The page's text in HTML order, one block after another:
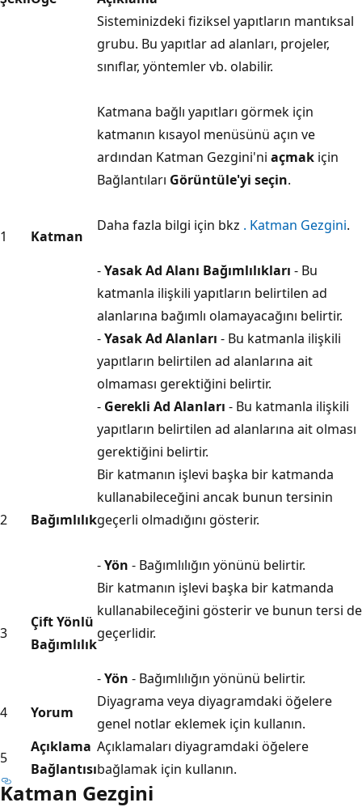
1 Katman
Sisteminizdeki fiziksel yapıtların mantıksal
grubu. Bu yapıtlar ad alanları, projeler,
sınıflar, yöntemler vb. olabilir.
Katmana bağlı yapıtları görmek için
katmanın kısayol menüsünü açın ve
ardından Katman Gezgini'ni açmak için
Bağlantıları Görüntüle'yi seçin.
Daha fazla bilgi için bkz . Katman Gezgini.
-Yasak Ad Alanı Bağımlılıkları - Bu
katmanla ilişkili yapıtların belirtilen ad
alanlarına bağımlı olamayacağını belirtir.
-Yasak Ad Alanları - Bu katmanla ilişkili
yapıtların belirtilen ad alanlarına ait
olmaması gerektiğini belirtir.
- Gerekli Ad Alanları - Bu katmanla ilişkili
yapıtların belirtilen ad alanlarına ait olması
gerektiğini belirtir.
2 Bağımlılık
Bir katmanın işlevi başka bir katmanda
kullanabileceğini ancak bunun tersinin
geçerli olmadığını gösterir.
-Yön - Bağımlılığın yönünü belirtir.
3
Çift Yönlü
Bağımlılık
Bir katmanın işlevi başka bir katmanda
kullanabileceğini gösterir ve bunun tersi de
geçerlidir.
-Yön - Bağımlılığın yönünü belirtir.
4
Yorum
Diyagrama veya diyagramdaki öğelere
genel notlar eklemek için kullanın.
5
Açıklama
Bağlantısı
Açıklamaları diyagramdaki öğelere
bağlamak için kullanın.
Katman Gezgini